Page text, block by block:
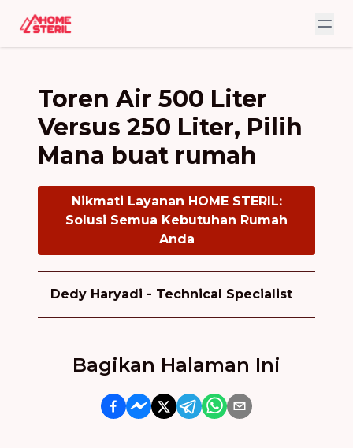
Toren Air 500 Liter
Versus 250 Liter, Pilih
Mana buat rumah
Nikmati Layanan HOME STERIL:
Solusi Semua Kebutuhan Rumah
Anda
Dedy Haryadi - Technical Specialist
Bagikan Halaman Ini